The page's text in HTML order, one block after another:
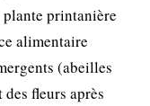
printanière
alimentaire
(abeilles
fleurs après